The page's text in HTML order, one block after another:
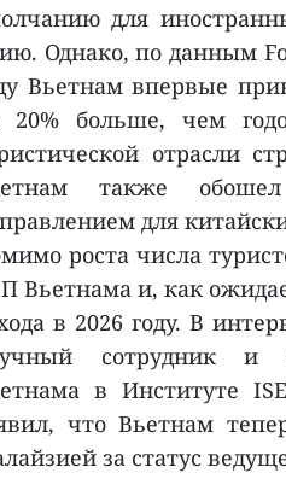
для
Однако, по данным
Вьетнам впервые
20% больше, чем
отрасли
также
для
роста числа
Вьетнама и, как
в 2026 году. В
сотрудник и
в Институте
что Вьетнам
за статус